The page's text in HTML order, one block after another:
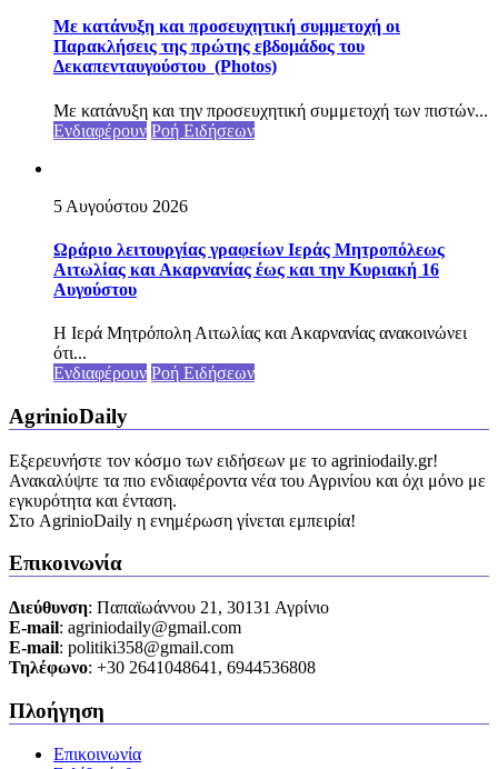
Με κατάνυξη και προσευχητική συμμετοχή οι
Παρακλήσεις της πρώτης εβδομάδος του
Δεκαπενταυγούστου (Photos)
Με κατάνυξη και την προσευχητική συμμετοχή των πιστών...
Ενδιαφέρουν Ροή Ειδήσεων
5 Αυγούστου 2026
Ωράριο λειτουργίας γραφείων Ιεράς Μητροπόλεως
Αιτωλίας και Ακαρνανίας έως και την Κυριακή 16
Αυγούστου
Η Ιερά Μητρόπολη Αιτωλίας και Ακαρνανίας ανακοινώνει
ότι...
Ενδιαφέρουν Ροή Ειδήσεων
AgrinioDaily
Εξερευνήστε τον κόσμο των ειδήσεων με το agriniodaily.gr!
Ανακαλύψτε τα πιο ενδιαφέροντα νέα του Αγρινίου και όχι μόνο με
εγκυρότητα και ένταση.
Στο AgrinioDaily η ενημέρωση γίνεται εμπειρία!
Επικοινωνία
Διεύθυνση: Παπαϊωάννου 21, 30131 Αγρίνιο
Ε-mail: agriniodaily@gmail.com
Ε-mail: politiki358@gmail.com
Τηλέφωνο: +30 2641048641, 6944536808
Πλοήγηση
Επικοινωνία